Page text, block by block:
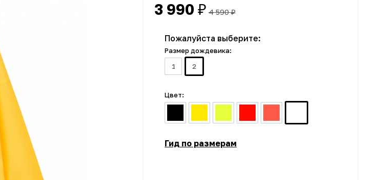
3 990 ₽ 4 590₽
Пожалуйста выберите:
Размер дождевика:
1
2
Цвет:
Гид по размерам